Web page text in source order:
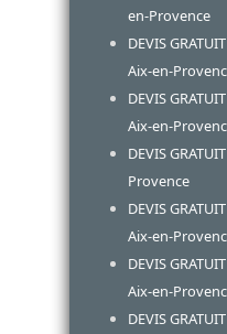
en-Provence
DEVIS
Aix-en-
DEVIS
Aix-en-
DEVIS
Provence
DEVIS
Aix-en-
DEVIS
Aix-en-
DEVIS